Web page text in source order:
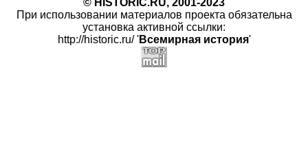
При использовании материалов проекта обязательна
установка активной ссылки:
http://historic.ru/ 'Всемирная история'